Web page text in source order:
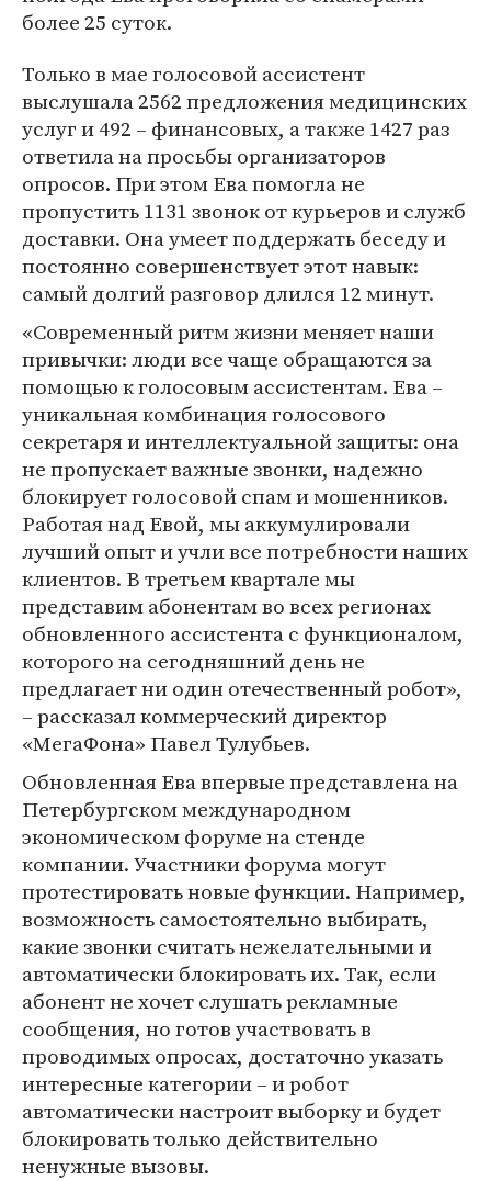
более 25 суток.
Только в мае голосовой ассистент
выслушала 2562 предложения медицинских
услуг и 492 – финансовых, а также 1427 раз
ответила на просьбы организаторов
опросов. При этом Ева помогла не
пропустить 1131 звонок от курьеров и служб
доставки. Она умеет поддержать беседу и
постоянно совершенствует этот навык:
самый долгий разговор длился 12 минут.
«Современный ритм жизни меняет наши
привычки: люди все чаще обращаются за
помощью к голосовым ассистентам. Ева –
уникальная комбинация голосового
секретаря и интеллектуальной защиты: она
не пропускает важные звонки, надежно
блокирует голосовой спам и мошенников.
Работая над Евой, мы аккумулировали
лучший опыт и учли все потребности наших
клиентов. В третьем квартале мы
представим абонентам во всех регионах
обновленного ассистента с функционалом,
которого на сегодняшний день не
предлагает ни один отечественный робот»,
– рассказал коммерческий директор
«МегаФона» Павел Тулубьев.
Обновленная Ева впервые представлена на
Петербургском международном
экономическом форуме на стенде
компании. Участники форума могут
протестировать новые функции. Например,
возможность самостоятельно выбирать,
какие звонки считать нежелательными и
автоматически блокировать их. Так, если
абонент не хочет слушать рекламные
сообщения, но готов участвовать в
проводимых опросах, достаточно указать
интересные категории – и робот
автоматически настроит выборку и будет
блокировать только действительно
ненужные вызовы.